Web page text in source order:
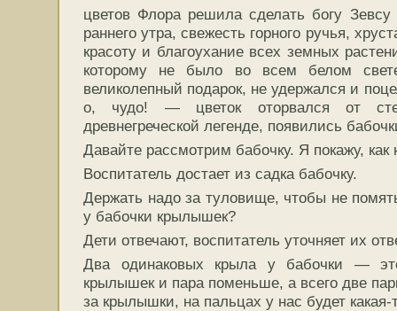
цветов Флора решила сделать богу
раннего утра, свежесть горного ручья,
красоту и благоухание всех земных
которому не было во всем белом
великолепный подарок, не удержался и
о, чудо! — цветок оторвался от
древнегреческой легенде, появились
Давайте рассмотрим бабочку. Я покажу,
Воспитатель достает из садка бабочку.
Держать надо за туловище, чтобы не
у бабочки крылышек?
Дети отвечают, воспитатель уточняет их
Два одинаковых крыла у бабочки —
крылышек и пара поменьше, а всего две
за крылышки, на пальцах у нас будет какая-